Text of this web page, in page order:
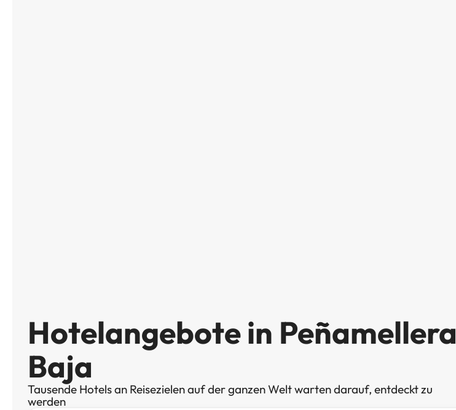
Hotelangebote in Peñamellera
Baja
Tausende Hotels an Reisezielen auf der ganzen Welt warten darauf, entdeckt zu
werden